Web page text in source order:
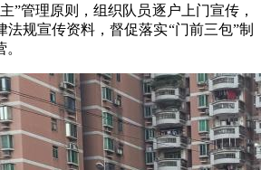
”管理原则，组织队员逐户上门宣传，
法规宣传资料，督促落实“门前三包”制